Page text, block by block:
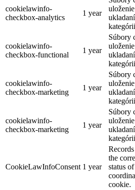
cookielawinfo-
checkbox-analytics
1 year
cookielawinfo-
checkbox-functional
1 year
Súbory
cookielawinfo-
checkbox-marketing
1 year
Súbory
cookielawinfo-
checkbox-marketing
1 year
Súbory
CookieLawInfoConsent 1 year
the
status
cookie.